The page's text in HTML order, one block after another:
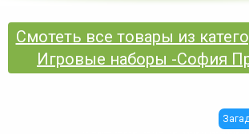
Смотеть все товары из
Игровые наборы -София